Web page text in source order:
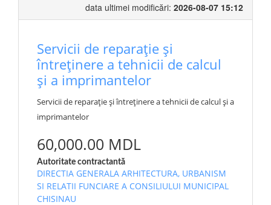
data ultimei modificări: 2026-08-07 15:12
Servicii de reparație și
întreținere a tehnicii de calcul
și a imprimantelor
Servicii de reparație și întreținere a tehnicii de calcul și a
imprimantelor
60,000.00 MDL
Autoritate contractantă
DIRECTIA GENERALA ARHITECTURA, URBANISM
SI RELATII FUNCIARE A CONSILIULUI MUNICIPAL
CHISINAU